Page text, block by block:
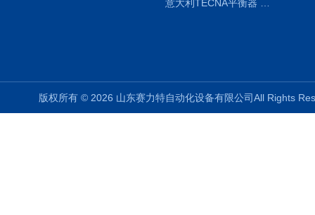
版权所有 © 2026 山东赛力特自动化设备有限公司All Rights